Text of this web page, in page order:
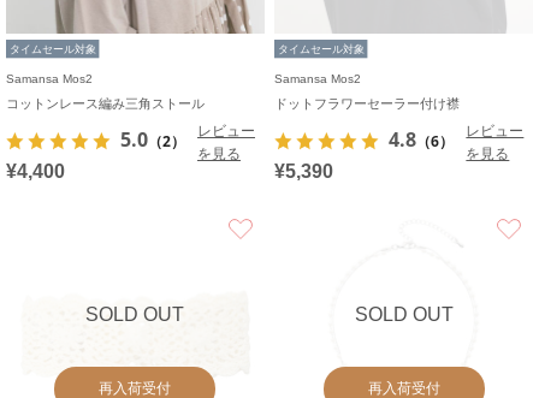
タイムセール対象
Samansa Mos2
コットンレース編み三角ストール
5.0 （2）
レビュー
を見る
¥4,400
タイムセール対象
Samansa Mos2
ドットフラワーセーラー付け襟
4.8 （6）
レビュー
を見る
¥5,390
SOLD OUT
再入荷受付
SOLD OUT
再入荷受付